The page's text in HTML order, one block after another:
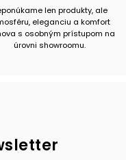
len produkty, ale
eleganciu a komfort
s osobným prístupom na
úrovni showroomu.